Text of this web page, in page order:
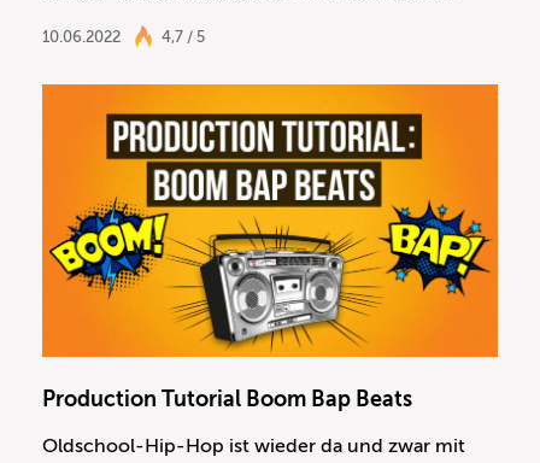
10.06.2022 4,7 / 5
Production Tutorial Boom Bap Beats
Oldschool-Hip-Hop ist wieder da und zwar mit